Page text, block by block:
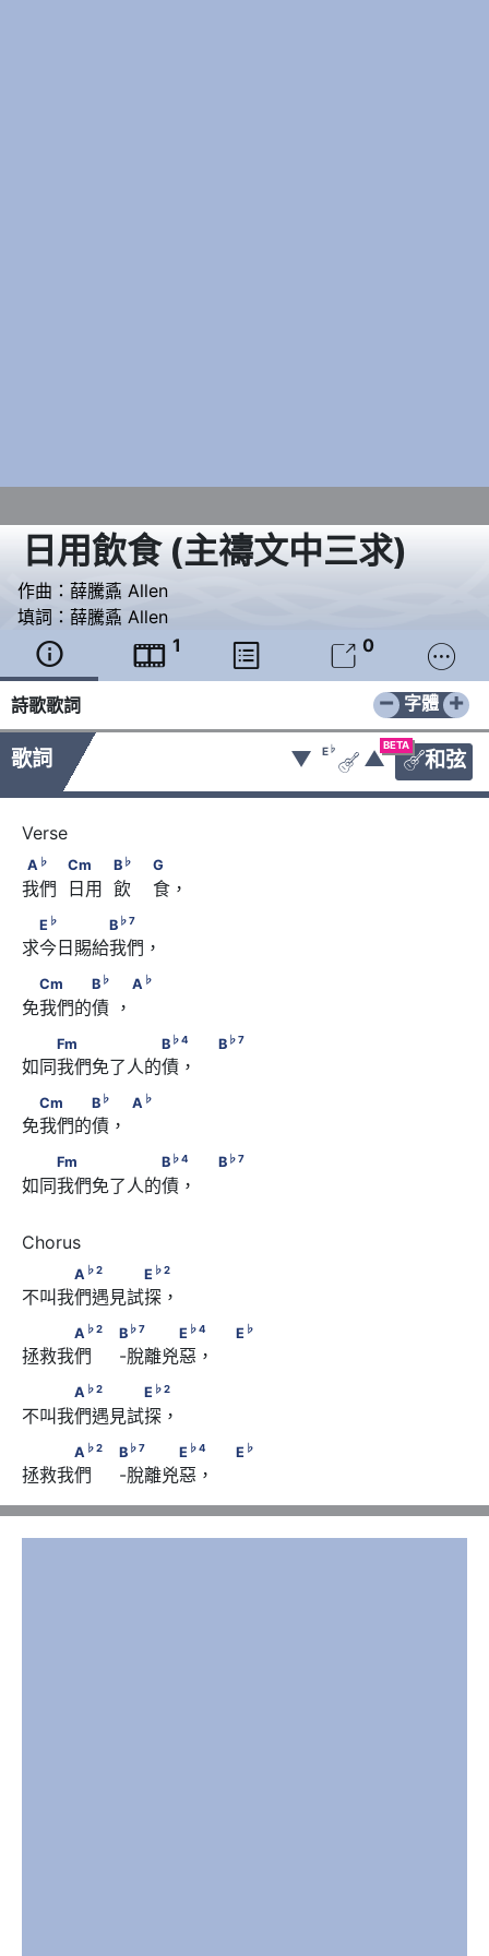
日用飲食 (主禱文中三求)
作曲： 薛騰鼒 Allen
填詞： 薛騰鼒 Allen
  1   0 
詩歌歌詞 − +
字體
歌詞
BETA
和弦
▼ E ♭
 ▲
A♭ Cm　　            B
A ♭ Cm B ♭ G
我們  日用  飲    食，
E ♭ B
E ♭ B ♭7
求今日賜給我們，
Cm　　　B
♭ A
Cm B ♭ A ♭
免我們的債 ，
Fm　　　　　　B
4 B
Fm B ♭4 B ♭7
如同我們免了人的債，
Cm　　　B
♭ A
Cm B ♭ A ♭
免我們的債，
Fm　　　　　　B
4 B
Fm B ♭4 B ♭7
如同我們免了人的債，
A ♭2 E
A ♭2 E ♭2
不叫我們遇見試探，
A ♭2 B
E♭
A ♭2 B ♭7 E ♭4 E ♭
拯救我們     -脫離兇惡，
A ♭2 E
A ♭2 E ♭2
不叫我們遇見試探，
A ♭2 B
E♭
A ♭2 B ♭7 E ♭4 E ♭
拯救我們     -脫離兇惡，